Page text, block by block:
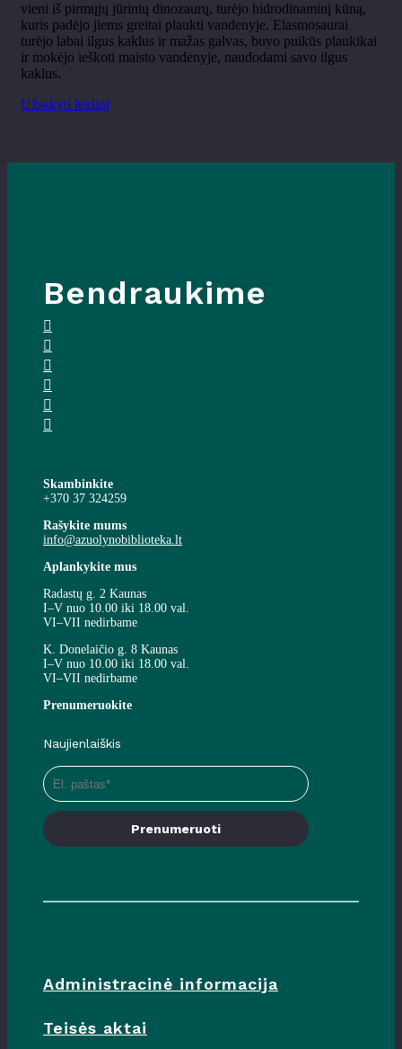
vieni iš pirmųjų jūrinių dinozaurų, turėjo hidrodinaminį kūną,
kuris padėjo jiems greitai plaukti vandenyje. Elasmosaurai
turėjo labai ilgus kaklus ir mažas galvas, buvo puikūs plaukikai
ir mokėjo ieškoti maisto vandenyje, naudodami savo ilgus
kaklus.
Užsakyti leidinį
Bendraukime
Skambinkite
+370 37 324259
Rašykite mums
info@azuolynobiblioteka.lt
Aplankykite mus
Radastų g. 2 Kaunas
I–V nuo 10.00 iki 18.00 val.
VI–VII nedirbame
K. Donelaičio g. 8 Kaunas
I–V nuo 10.00 iki 18.00 val.
VI–VII nedirbame
Prenumeruokite
Naujienlaiškis
Prenumeruoti
Administracinė informacija
Teisės aktai